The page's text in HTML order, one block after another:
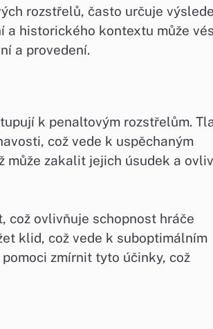
rozstřelů, často určuje
a historického kontextu může
a provedení.
k penaltovým rozstřelům.
což vede k uspěchaným
může zakalit jejich úsudek a
což ovlivňuje schopnost hráče
klid, což vede k suboptimálním
zmírnit tyto účinky, což